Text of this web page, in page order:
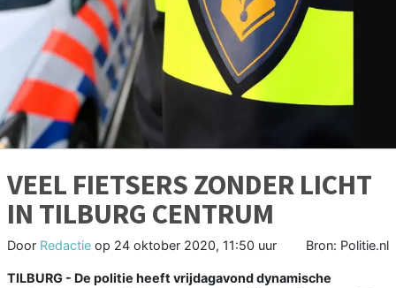
VEEL FIETSERS ZONDER LICHT
IN TILBURG CENTRUM
Door Redactie op 24 oktober 2020, 11:50 uur Bron: Politie.nl
TILBURG - De politie heeft vrijdagavond dynamische